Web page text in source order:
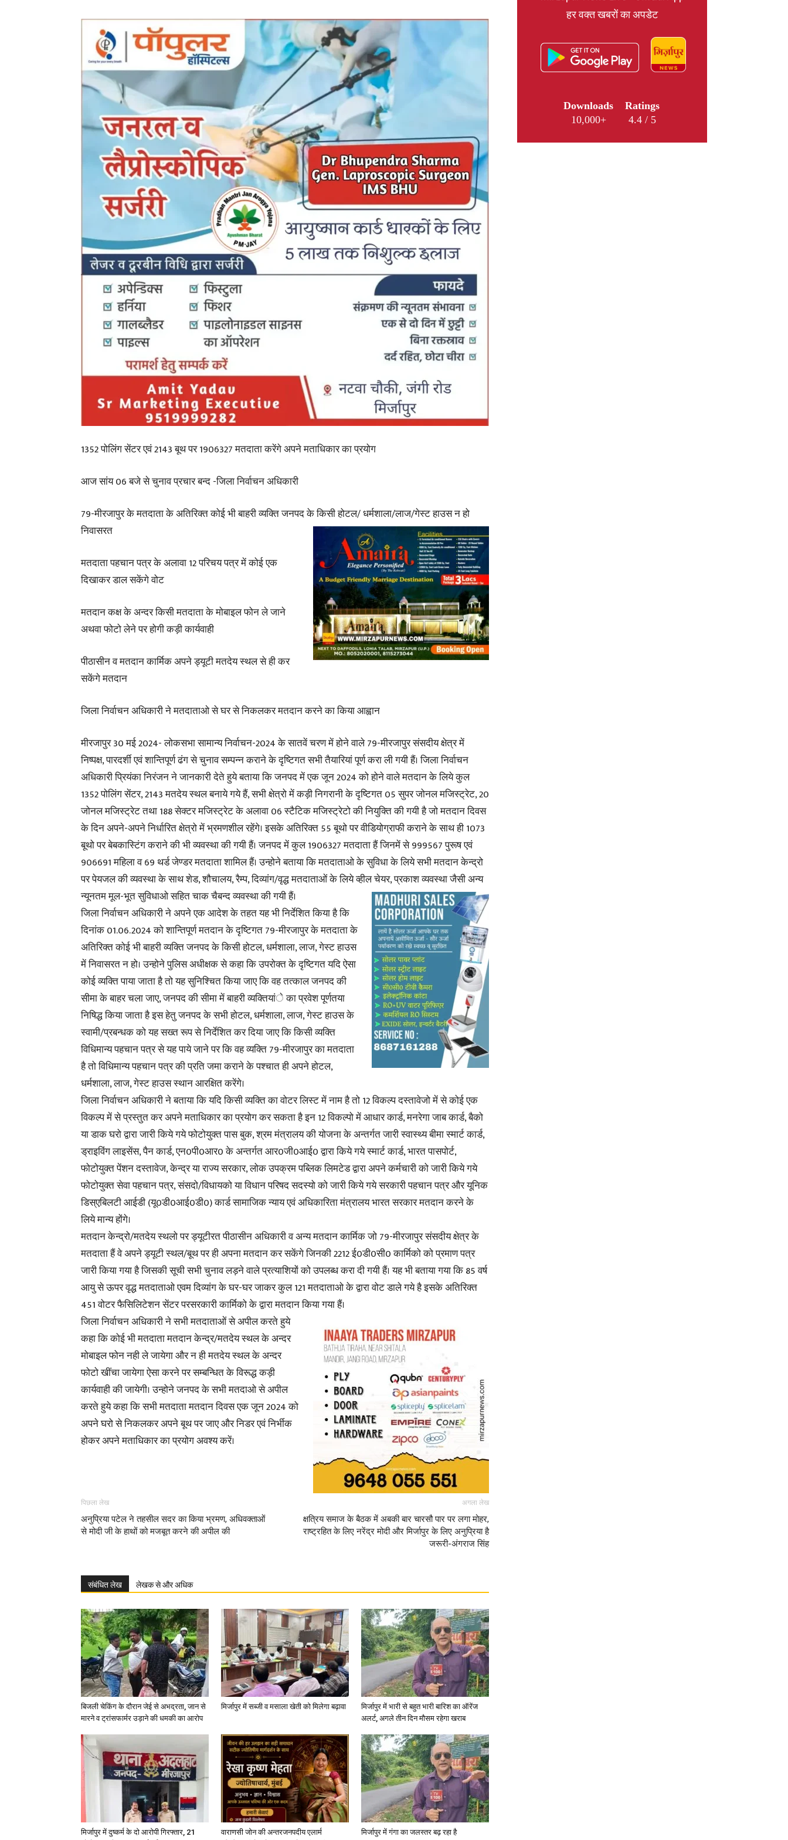
News,
Latest
in
Hindi
News
1352 पोलिंग सेंटर एवं 2143 बूथ पर 1906327 मतदाता करेंगे अपने मताधिकार का प्रयोग
आज सांय 06 बजे से चुनाव प्रचार बन्द -जिला निर्वाचन अधिकारी
79-मीरजापुर के मतदाता के अतिरिक्त कोई भी बाहरी व्यक्ति जनपद के किसी होटल/ धर्मशाला/लाज/गेस्ट हाउस न हो
निवासरत
मतदाता पहचान पत्र के अलावा 12 परिचय पत्र में कोई एक
दिखाकर डाल सकेंगे वोट
मतदान कक्ष के अन्दर किसी मतदाता के मोबाइल फोन ले जाने
अथवा फोटो लेने पर होगी कड़ी कार्यवाही
पीठासीन व मतदान कार्मिक अपने ड्यूटी मतदेय स्थल से ही कर
सकेंगे मतदान
जिला निर्वाचन अधिकारी ने मतदाताओ से घर से निकलकर मतदान करने का किया आह्वान
मीरजापुर 30 मई 2024- लोकसभा सामान्य निर्वाचन-2024 के सातवें चरण में होने वाले 79-मीरजापुर संसदीय क्षेत्र में
निष्पक्ष, पारदर्शी एवं शान्तिपूर्ण ढंग से चुनाव सम्पन्न कराने के दृष्टिगत सभी तैयारियां पूर्ण करा ली गयी हैं। जिला निर्वाचन
अधिकारी प्रियंका निरंजन ने जानकारी देते हुये बताया कि जनपद में एक जून 2024 को होने वाले मतदान के लिये कुल
1352 पोलिंग सेंटर, 2143 मतदेय स्थल बनाये गये हैं, सभी क्षेत्रो में कड़ी निगरानी के दृष्टिगत 05 सुपर जोनल मजिस्ट्रेट, 20
जोनल मजिस्ट्रेट तथा 188 सेक्टर मजिस्ट्रेट के अलावा 06 स्टैटिक मजिस्ट्रेटो की नियुक्ति की गयी है जो मतदान दिवस
के दिन अपने-अपने निर्धारित क्षेत्रो में भ्रमणशील रहेंगे। इसके अतिरिक्त 55 बूथो पर वीडियोग्राफी कराने के साथ ही 1073
बूथो पर बेबकास्टिंग कराने की भी व्यवस्था की गयी हैं। जनपद में कुल 1906327 मतदाता हैं जिनमें से 999567 पुरूष एवं
906691 महिला व 69 थर्ड जेण्डर मतदाता शामिल हैं। उन्होने बताया कि मतदाताओ के सुविधा के लिये सभी मतदान केन्द्रो
पर पेयजल की व्यवस्था के साथ शेड, शौचालय, रैम्प, दिव्यांग/वृद्ध मतदाताओं के लिये व्हील चेयर, प्रकाश व्यवस्था जैसी अन्य
न्यूनतम मूल-भूत सुविधाओ सहित चाक चैबन्द व्यवस्था की गयी हैं।
जिला निर्वाचन अधिकारी ने अपने एक आदेश के तहत यह भी निर्देशित किया है कि
दिनांक 01.06.2024 को शान्तिपूर्ण मतदान के दृष्टिगत 79-मीरजापुर के मतदाता के
अतिरिक्त कोई भी बाहरी व्यक्ति जनपद के किसी होटल, धर्मशाला, लाज, गेस्ट हाउस
में निवासरत न हो। उन्होने पुलिस अधीक्षक से कहा कि उपरोक्त के दृष्टिगत यदि ऐसा
कोई व्यक्ति पाया जाता है तो यह सुनिश्चित किया जाए कि वह तत्काल जनपद की
सीमा के बाहर चला जाए, जनपद की सीमा में बाहरी व्यक्तियांे का प्रवेश पूर्णतया
निषिद्ध किया जाता है इस हेतु जनपद के सभी होटल, धर्मशाला, लाज, गेस्ट हाउस के
स्वामी/प्रबन्धक को यह सख्त रूप से निर्देशित कर दिया जाए कि किसी व्यक्ति
विधिमान्य पहचान पत्र से यह पाये जाने पर कि वह व्यक्ति 79-मीरजापुर का मतदाता
है तो विधिमान्य पहचान पत्र की प्रति जमा कराने के पश्चात ही अपने होटल,
धर्मशाला, लाज, गेस्ट हाउस स्थान आरक्षित करेंगे।
जिला निर्वाचन अधिकारी ने बताया कि यदि किसी व्यक्ति का वोटर लिस्ट में नाम है तो 12 विकल्प दस्तावेजो में से कोई एक
विकल्प में से प्रस्तुत कर अपने मताधिकार का प्रयोग कर सकता है इन 12 विकल्पो में आधार कार्ड, मनरेगा जाब कार्ड, बैको
या डाक घरो द्वारा जारी किये गये फोटोयुक्त पास बुक, श्रम मंत्रालय की योजना के अन्तर्गत जारी स्वास्थ्य बीमा स्मार्ट कार्ड,
ड्राइविंग लाइसेंस, पैन कार्ड, एन0पी0आर0 के अन्तर्गत आर0जी0आई0 द्वारा किये गये स्मार्ट कार्ड, भारत पासपोर्ट,
फोटोयुक्त पेंशन दस्तावेज, केन्द्र या राज्य सरकार, लोक उपक्रम पब्लिक लिमटेड द्वारा अपने कर्मचारी को जारी किये गये
फोटोयुक्त सेवा पहचान पत्र, संसदो/विधायको या विधान परिषद सदस्यो को जारी किये गये सरकारी पहचान पत्र और यूनिक
डिस्एबिलटी आईडी (यू0डी0आई0डी0) कार्ड सामाजिक न्याय एवं अधिकारिता मंत्रालय भारत सरकार मतदान करने के
लिये मान्य होंगे।
मतदान केन्द्रो/मतदेय स्थलो पर ड्यूटीरत पीठासीन अधिकारी व अन्य मतदान कार्मिक जो 79-मीरजापुर संसदीय क्षेत्र के
मतदाता हैं वे अपने ड्यूटी स्थल/बूथ पर ही अपना मतदान कर सकेंगे जिनकी 2212 ई0डी0सी0 कार्मिको को प्रमाण पत्र
जारी किया गया है जिसकी सूची सभी चुनाव लड़ने वाले प्रत्याशियों को उपलब्ध करा दी गयी हैं। यह भी बताया गया कि 85 वर्ष
आयु से ऊपर वृद्ध मतदाताओ एवम दिव्यांग के घर-घर जाकर कुल 121 मतदाताओ के द्वारा वोट डाले गये है इसके अतिरिक्त
451 वोटर फैसिलिटेशन सेंटर परसरकारी कार्मिको के द्वारा मतदान किया गया हैं।
जिला निर्वाचन अधिकारी ने सभी मतदाताओं से अपील करते हुये
कहा कि कोई भी मतदाता मतदान केन्द्र/मतदेय स्थल के अन्दर
मोबाइल फोन नही ले जायेगा और न ही मतदेय स्थल के अन्दर
फोटो खींचा जायेगा ऐसा करने पर सम्बन्धित के विरूद्ध कड़ी
कार्यवाही की जायेगी। उन्होने जनपद के सभी मतदाओ से अपील
करते हुये कहा कि सभी मतदाता मतदान दिवस एक जून 2024 को
अपने घरो से निकलकर अपने बूथ पर जाए और निडर एवं निर्भीक
होकर अपने मताधिकार का प्रयोग अवश्य करें।
पिछला लेख
अनुप्रिया पटेल ने तहसील सदर का किया भ्रमण, अधिवक्ताओं
से मोदी जी के हाथों को मजबूत करने की अपील की
अगला लेख
क्षत्रिय समाज के बैठक में अबकी बार चारसौ पार पर लगा मोहर,
राष्ट्रहित के लिए नरेंद्र मोदी और मिर्जापुर के लिए अनुप्रिया है
जरूरी-अंगराज सिंह
संबंधित लेख लेखक से और अधिक
बिजली चेकिंग के दौरान जेई से अभद्रता, जान से
मारने व ट्रांसफार्मर उड़ाने की धमकी का आरोप
मिर्जापुर में सब्जी व मसाला खेती को मिलेगा बढ़ावा
मिर्जापुर में भारी से बहुत भारी बारिश का ऑरेंज
अलर्ट, अगले तीन दिन मौसम रहेगा खराब
मिर्जापुर में दुष्कर्म के दो आरोपी गिरफ्तार, 21
वाराणसी जोन की अन्तरजनपदीय एलार्म
मिर्जापुर में गंगा का जलस्तर बढ़ रहा है
हर वक्त खबरों का अपडेट
Downloads
10,000+
Ratings
4.4 / 5